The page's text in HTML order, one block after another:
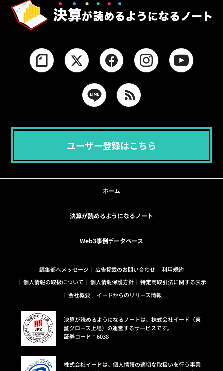
ユーザー登録はこちら
ホーム
決算が読めるようになるノート
Web3事例データベース
編集部へメッセージ 広告掲載のお問い合わせ
利用規約
個人情報の取扱について
個人情報保護方針
特定商取引法に関する表示
会社概要
イードからのリリース情報
決算が読めるようになるノートは、株式会社イード（東
証グロース上場）の運営するサービスです。
証券コード：6038
株式会社イードは、個人情報の適切な取扱いを行う事業